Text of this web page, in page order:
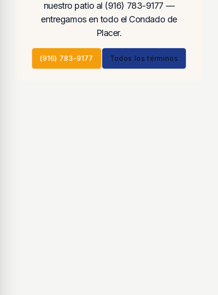
nuestro patio al (916) 783-9177 —
entregamos en todo el Condado de
Placer.
(916) 783-9177 Todos los términos